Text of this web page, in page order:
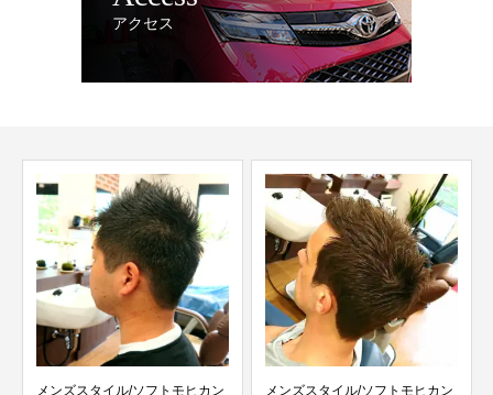
アクセス
メンズスタイル/ソフトモヒカン
メンズスタイル/ソフトモヒカン